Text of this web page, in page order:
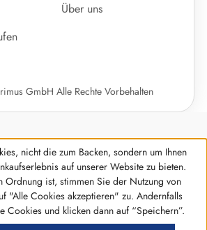
Über uns
GmbH Alle Rechte Vorbehalten
anzeigen
nicht die zum Backen, sondern um Ihnen
auf unserer Website zu bieten.
Ordnung ist, stimmen Sie der Nutzung von
"Alle Cookies akzeptieren" zu. Andernfalls
Cookies und klicken dann auf “Speichern”.